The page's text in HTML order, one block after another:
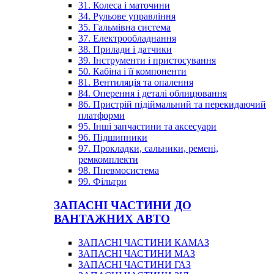
31. Колеса і маточини
34. Рульове управління
35. Гальмівна система
37. Електрообладнання
38. Прилади і датчики
39. Інструменти і пристосування
50. Кабіна і її компоненти
81. Вентиляція та опалення
84. Оперення і деталі облицювання
86. Пристрій підіймальний та перекидаючий
платформи
95. Інші запчастини та аксесуари
96. Підшипники
97. Прокладки, сальники, ремені,
ремкомплекти
98. Пневмосистема
99. Фільтри
ЗАПАСНІ ЧАСТИНИ ДО
ВАНТАЖНИХ АВТО
ЗАПАСНІ ЧАСТИНИ КАМАЗ
ЗАПАСНІ ЧАСТИНИ МАЗ
ЗАПАСНІ ЧАСТИНИ ГАЗ